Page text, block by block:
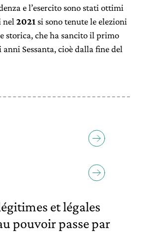
e l’esercito sono stati ottimi
nel2021 si sono tenute le elezioni
storica, che ha sancito il primo
Sessanta, cioè dalla fine del
et légales
pouvoir passe par